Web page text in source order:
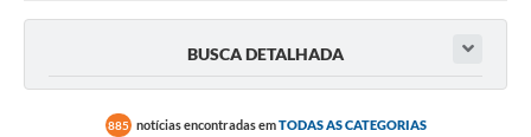
BUSCA DETALHADA
885 notícias encontradas emTODAS AS CATEGORIAS